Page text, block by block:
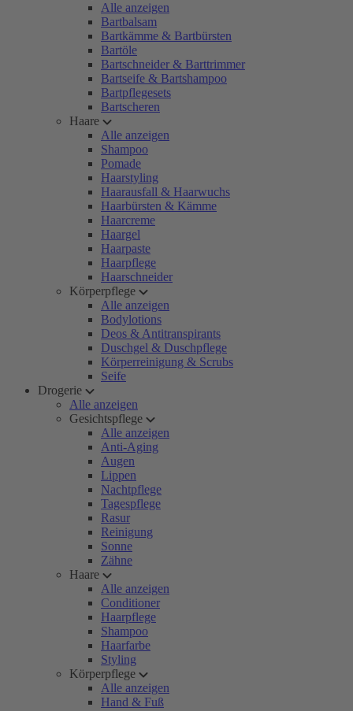
Alle anzeigen
Bartbalsam
Bartkämme & Bartbürsten
Bartöle
Bartschneider & Barttrimmer
Bartseife & Bartshampoo
Bartpflegesets
Bartscheren
Haare
Alle anzeigen
Shampoo
Pomade
Haarstyling
Haarausfall & Haarwuchs
Haarbürsten & Kämme
Haarcreme
Haargel
Haarpaste
Haarpflege
Haarschneider
Körperpflege
Alle anzeigen
Bodylotions
Deos & Antitranspirants
Duschgel & Duschpflege
Körperreinigung & Scrubs
Seife
Drogerie
Alle anzeigen
Gesichtspflege
Alle anzeigen
Anti-Aging
Augen
Lippen
Nachtpflege
Tagespflege
Rasur
Reinigung
Sonne
Zähne
Haare
Alle anzeigen
Conditioner
Haarpflege
Shampoo
Haarfarbe
Styling
Körperpflege
Alle anzeigen
Hand & Fuß